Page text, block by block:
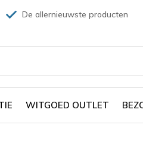
WITGOED OUTLET
De allernieuwste producten